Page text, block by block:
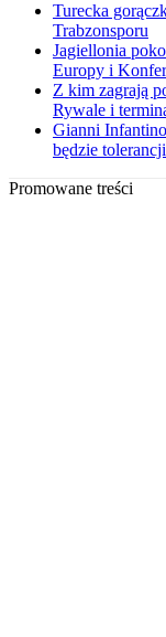
Turecka
Trabzonsporu
Jagiellonia
Europy i
Z kim zagrają
Rywale i
Gianni Infantino
będzie
Promowane treści